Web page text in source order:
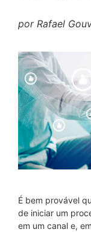
por Rafael
É bem provável
de iniciar um
em um canal e,